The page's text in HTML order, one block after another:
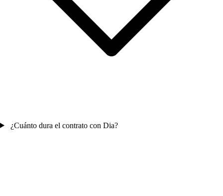
¿Cuánto dura el contrato con Dia?